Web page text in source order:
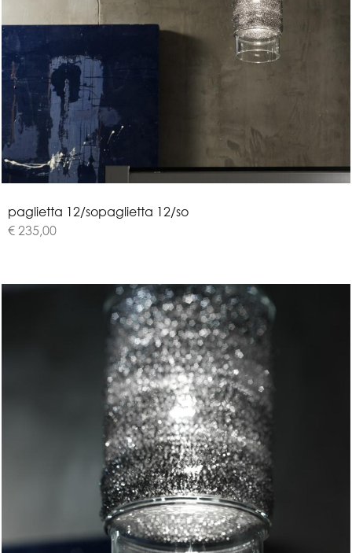
paglietta 12/sopaglietta 12/so
€ 235,00